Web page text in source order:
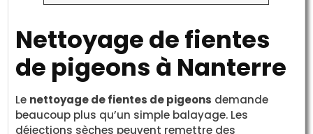
Nettoyage de fientes
de pigeons à Nanterre
Le nettoyage de fientes de pigeons demande
beaucoup plus qu’un simple balayage. Les
déjections sèches peuvent remettre des